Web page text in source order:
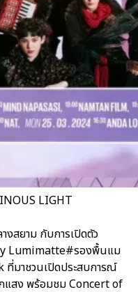
LIGHT
งสยาม กับการเปิดตัว
Lumimatte#รองพื้นแม
มาชวนเปิดประสบการณ์
แสง พร้อมชม Concert of